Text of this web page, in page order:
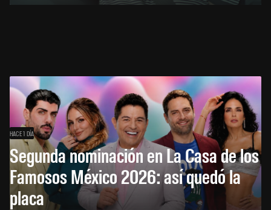
HACE 1 DÍA
Segunda nominación en La Casa de los
Famosos México 2026: así quedó la
placa